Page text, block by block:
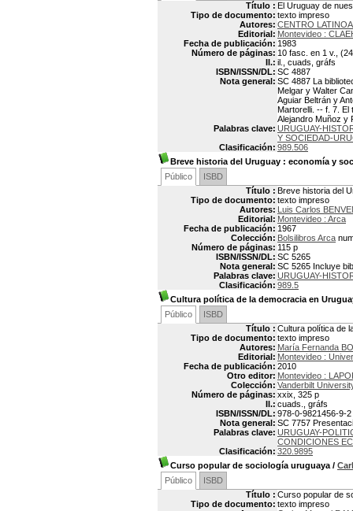
Título : El Uruguay de
Tipo de documento: texto impreso
Autores: CENTRO
Editorial: Montevideo :
Fecha de publicación: 1983
Número de páginas: 10 fasc. en 1 v.,
Il.: il., cuads, gráfs
ISBN/ISSN/DL: SC 4887
Nota general: SC 4887 La
Melgar y Walter
Aguiar Beltrán y
Martorelli. -- f. 7. El
Alejandro Muñoz y
Palabras clave: URUGUAY-
Y SOCIEDAD-
Clasificación: 989.506
Breve historia del Uruguay : economía y
Público
ISBD
Título : Breve historia del
Tipo de documento: texto impreso
Autores: Luis Carlos
Editorial: Montevideo : Arca
Fecha de publicación: 1967
Colección: Bolsilibros Arca
Número de páginas: 115 p
ISBN/ISSN/DL: SC 5265
Nota general: SC 5265 Incluye
Palabras clave: URUGUAY-
Clasificación: 989.5
Cultura política de la democracia en
Público
ISBD
Título : Cultura política de
Tipo de documento: texto impreso
Autores: María Fernanda
Editorial: Montevideo :
Fecha de publicación: 2010
Otro editor: Montevideo :
Colección: Vanderbilt
Número de páginas: xxix, 325 p
Il.: cuads., gráfs
ISBN/ISSN/DL: 978-0-9821456-9-2
Nota general: SC 7757
Palabras clave: URUGUAY-
CONDICIONES
Clasificación: 320.9895
Curso popular de sociología uruguaya /
Público
ISBD
Título : Curso popular de
Tipo de documento: texto impreso